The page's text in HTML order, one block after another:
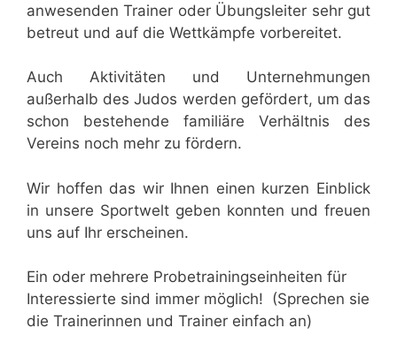
anwesenden Trainer oder Übungsleiter sehr gut
betreut und auf die Wettkämpfe vorbereitet.
Auch Aktivitäten und Unternehmungen
außerhalb des Judos werden gefördert, um das
schon bestehende familiäre Verhältnis des
Vereins noch mehr zu fördern.
Wir hoffen das wir Ihnen einen kurzen Einblick
in unsere Sportwelt geben konnten und freuen
uns auf Ihr erscheinen.
Ein oder mehrere Probetrainingseinheiten für
Interessierte sind immer möglich! (Sprechen sie
die Trainerinnen und Trainer einfach an)